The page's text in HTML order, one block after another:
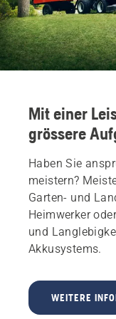
Mit einer
grössere
Haben Sie
meistern?
Garten- und
Heimwerker
und
Akkusystems.
WEITERE